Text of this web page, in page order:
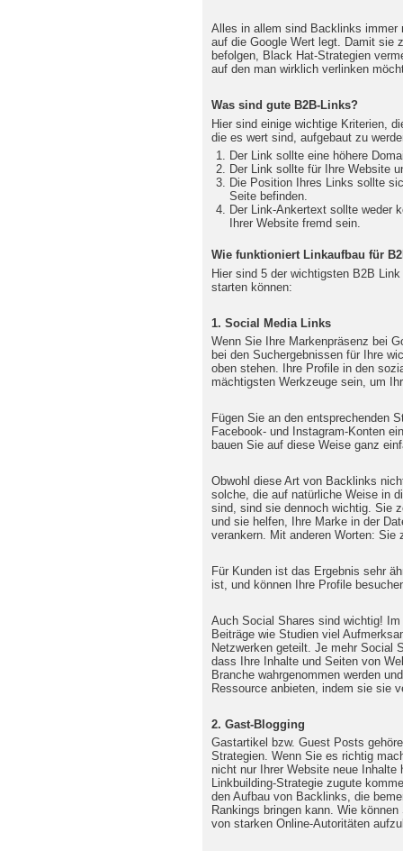
Alles in allem sind Backlinks immer
auf die Google Wert legt. Damit sie
befolgen, Black Hat-Strategien
auf den man wirklich verlinken
Was sind gute B2B-Links?
Hier sind einige wichtige Kriterien,
die es wert sind, aufgebaut zu
Der Link sollte eine höhere
Der Link sollte für Ihre Website
Die Position Ihres Links sollte
Seite befinden.
Der Link-Ankertext sollte weder
Ihrer Website fremd sein.
Wie funktioniert Linkaufbau für
Hier sind 5 der wichtigsten B2B
starten können:
1. Social Media Links
Wenn Sie Ihre Markenpräsenz bei
bei den Suchergebnissen für Ihre
oben stehen. Ihre Profile in den
mächtigsten Werkzeuge sein, um
Fügen Sie an den entsprechenden
Facebook- und Instagram-Konten
bauen Sie auf diese Weise ganz
Obwohl diese Art von Backlinks
solche, die auf natürliche Weise in
sind, sind sie dennoch wichtig. Sie
und sie helfen, Ihre Marke in der
verankern. Mit anderen Worten: Sie
Für Kunden ist das Ergebnis sehr
ist, und können Ihre Profile
Auch Social Shares sind wichtig!
Beiträge wie Studien viel
Netzwerken geteilt. Je mehr Social
dass Ihre Inhalte und Seiten von
Branche wahrgenommen werden
Ressource anbieten, indem sie sie
2. Gast-Blogging
Gastartikel bzw. Guest Posts
Strategien. Wenn Sie es richtig
nicht nur Ihrer Website neue
Linkbuilding-Strategie zugute
den Aufbau von Backlinks, die
Rankings bringen kann. Wie
von starken Online-Autoritäten